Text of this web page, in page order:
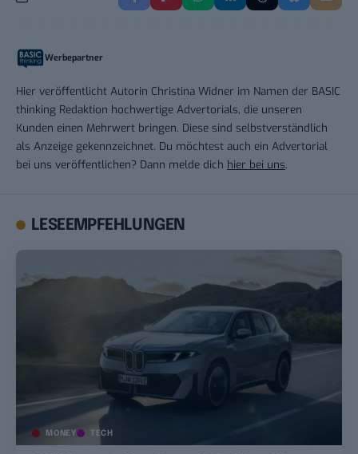
Werbepartner
Hier veröffentlicht Autorin Christina Widner im Namen der BASIC
thinking Redaktion hochwertige Advertorials, die unseren
Kunden einen Mehrwert bringen. Diese sind selbstverständlich
als Anzeige gekennzeichnet. Du möchtest auch ein Advertorial
bei uns veröffentlichen? Dann melde dich hier bei uns.
LESEEMPFEHLUNGEN
MONEY TECH